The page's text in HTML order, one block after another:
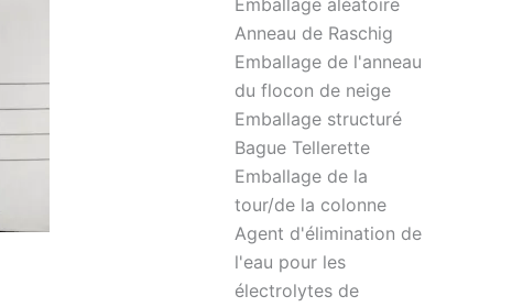
Emballage aléatoire
Anneau de Raschig
Emballage de l'anneau
du flocon de neige
Emballage structuré
Bague Tellerette
Emballage de la
tour/de la colonne
Agent d'élimination de
l'eau pour les
électrolytes de